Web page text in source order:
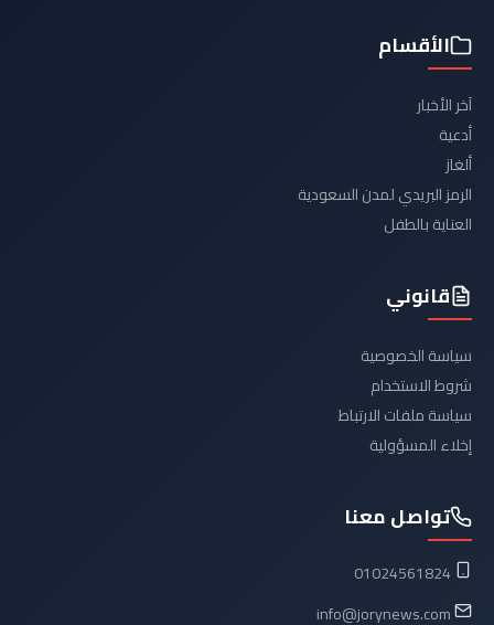
الأقسام
آخر الأخبار
أدعية
ألغاز
الرمز البريدي لمدن السعودية
العناية بالطفل
قانوني
سياسة الخصوصية
شروط الاستخدام
سياسة ملفات الارتباط
إخلاء المسؤولية
تواصل معنا
01024561824
info@jorynews.com